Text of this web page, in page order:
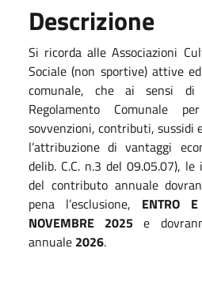
Descrizione
Si ricorda alle Associazioni
Sociale (non sportive) attive
comunale, che ai sensi di
Regolamento Comunale
sovvenzioni, contributi, sussidi
l’attribuzione di vantaggi
delib. C.C. n.3 del 09.05.07),
del contributo annuale
pena l’esclusione, ENTRO
NOVEMBRE 2025 e
annuale 2026.